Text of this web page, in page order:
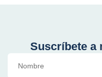
Suscríbete a